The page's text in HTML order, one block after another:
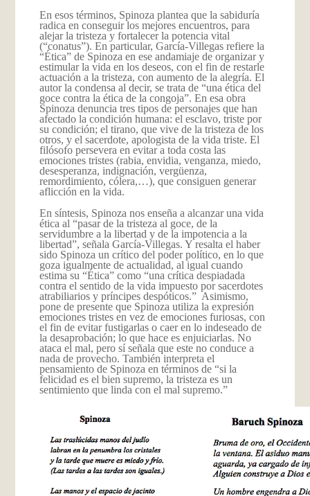
En esos términos, Spinoza plantea que la sabiduría
radica en conseguir los mejores encuentros, para
alejar la tristeza y fortalecer la potencia vital
(“conatus”). En particular, García-Villegas refiere la
“Ética” de Spinoza en ese andamiaje de organizar y
estimular la vida en los deseos, con el fin de restarle
actuación a la tristeza, con aumento de la alegría. El
autor la condensa al decir, se trata de “una ética del
goce contra la ética de la congoja”. En esa obra
Spinoza denuncia tres tipos de personajes que han
afectado la condición humana: el esclavo, triste por
su condición; el tirano, que vive de la tristeza de los
otros, y el sacerdote, apologista de la vida triste. El
filósofo persevera en evitar a toda costa las
emociones tristes (rabia, envidia, venganza, miedo,
desesperanza, indignación, vergüenza,
remordimiento, cólera,…), que consiguen generar
aflicción en la vida.
En síntesis, Spinoza nos enseña a alcanzar una vida
ética al “pasar de la tristeza al goce, de la
servidumbre a la libertad y de la impotencia a la
libertad”, señala García-Villegas. Y resalta el haber
sido Spinoza un crítico del poder político, en lo que
goza igualmente de actualidad, al igual cuando
estima su “Ética” como “una crítica despiadada
contra el sentido de la vida impuesto por sacerdotes
atrabiliarios y príncipes despóticos.” Asimismo,
pone de presente que Spinoza utiliza la expresión
emociones tristes en vez de emociones furiosas, con
el fin de evitar fustigarlas o caer en lo indeseado de
la desaprobación; lo que hace es enjuiciarlas. No
ataca el mal, pero sí señala que este no conduce a
nada de provecho. También interpreta el
pensamiento de Spinoza en términos de “si la
felicidad es el bien supremo, la tristeza es un
sentimiento que linda con el mal supremo.”